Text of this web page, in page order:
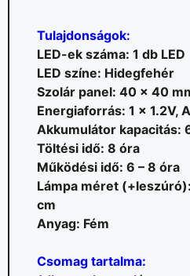
Tulajdonságok:
LED-ek száma: 1 db LED
LED színe: Hidegfehér
Szolár panel: 40 x 40
Energiaforrás: 1 x 1.2V,
Akkumulátor kapacitás:
Töltési idő: 8 óra
Működési idő: 6 – 8 óra
Lámpa méret
cm
Anyag: Fém
Csomag tartalma: